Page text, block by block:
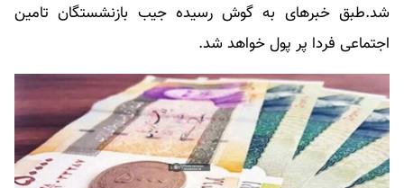
شد.طبق خبرهای به گوش رسیده جیب بازنشستگان تامین
اجتماعی فردا پر پول خواهد شد.